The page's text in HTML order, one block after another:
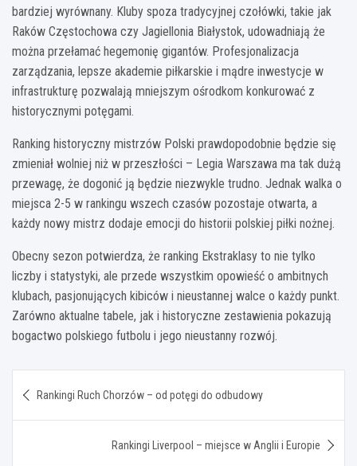
bardziej wyrównany. Kluby spoza tradycyjnej czołówki, takie jak
Raków Częstochowa czy Jagiellonia Białystok, udowadniają że
można przełamać hegemonię gigantów. Profesjonalizacja
zarządzania, lepsze akademie piłkarskie i mądre inwestycje w
infrastrukturę pozwalają mniejszym ośrodkom konkurować z
historycznymi potęgami.
Ranking historyczny mistrzów Polski prawdopodobnie będzie się
zmieniał wolniej niż w przeszłości – Legia Warszawa ma tak dużą
przewagę, że dogonić ją będzie niezwykle trudno. Jednak walka o
miejsca 2-5 w rankingu wszech czasów pozostaje otwarta, a
każdy nowy mistrz dodaje emocji do historii polskiej piłki nożnej.
Obecny sezon potwierdza, że ranking Ekstraklasy to nie tylko
liczby i statystyki, ale przede wszystkim opowieść o ambitnych
klubach, pasjonujących kibiców i nieustannej walce o każdy punkt.
Zarówno aktualne tabele, jak i historyczne zestawienia pokazują
bogactwo polskiego futbolu i jego nieustanny rozwój.
wpisu
Rankingi Ruch Chorzów – od potęgi do odbudowy
Rankingi Liverpool – miejsce w Anglii i Europie